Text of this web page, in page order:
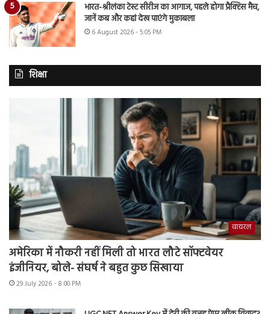
भारत-श्रीलंका टेस्ट सीरीज का आगाज, पहले होगा प्रैक्टिस मैच,
जानें कब और कहां देख पाएंगे मुकाबला
6 August 2026 - 5:05 PM
शिक्षा
वायरल
अमेरिका में नौकरी नहीं मिली तो भारत लौटे सॉफ्टवेयर
इंजीनियर, बोले- संघर्ष ने बहुत कुछ सिखाया
29 July 2026 - 8:00 PM